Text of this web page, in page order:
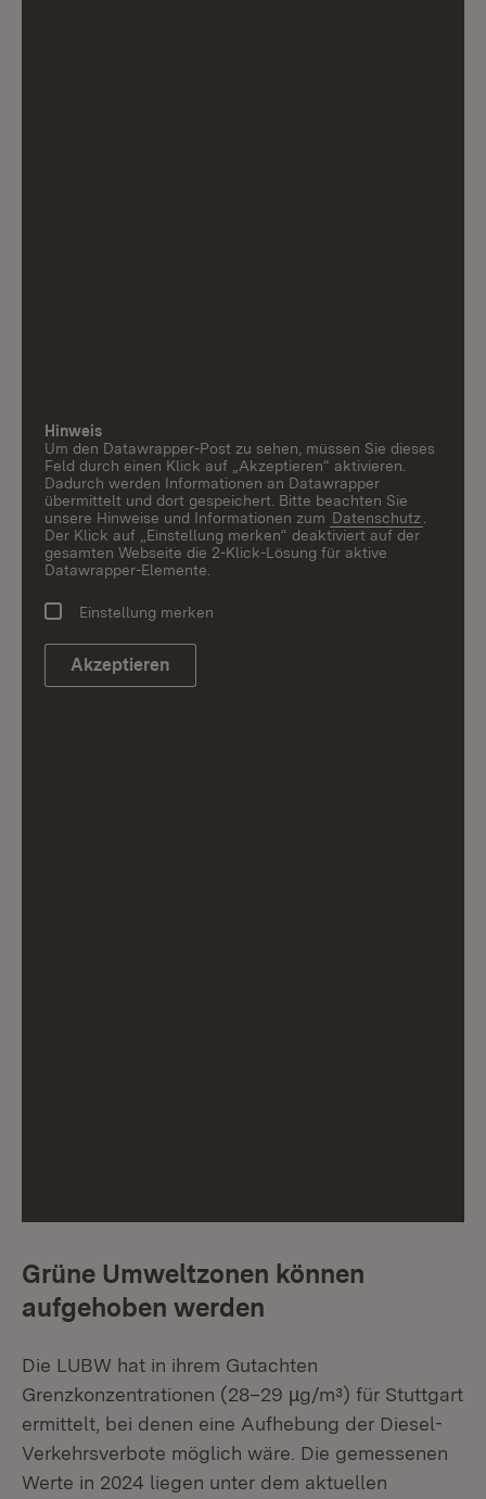
Hinweis
Um den Datawrapper-Post zu sehen, müssen Sie dieses
Feld durch einen Klick auf „Akzeptieren“ aktivieren.
Dadurch werden Informationen an Datawrapper
übermittelt und dort gespeichert. Bitte beachten Sie
unsere Hinweise und Informationen zum Datenschutz
Der Klick auf „Einstellung merken“ deaktiviert auf der
gesamten Webseite die 2-Klick-Lösung für aktive
Datawrapper-Elemente.
Einstellung merken
Akzeptieren
Grüne Umweltzonen können
aufgehoben werden
Die LUBW hat in ihrem Gutachten
Grenzkonzentrationen (28–29 µg/m³) für Stuttgart
ermittelt, bei denen eine Aufhebung der Diesel-
Verkehrsverbote möglich wäre. Die gemessenen
Werte in 2024 liegen unter dem aktuellen